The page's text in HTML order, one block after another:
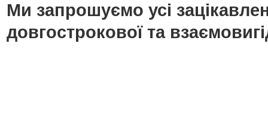
Ми запрошуємо усі
довгострокової та